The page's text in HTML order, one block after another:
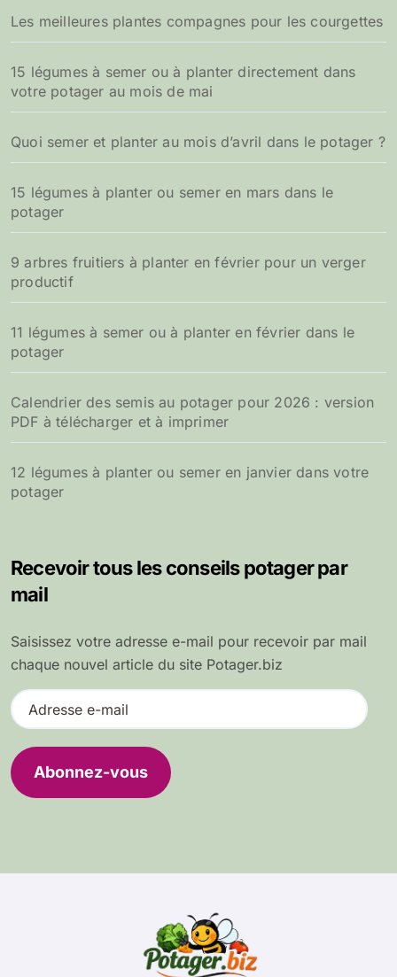
Les meilleures plantes compagnes pour les courgettes
15 légumes à semer ou à planter directement dans
votre potager au mois de mai
Quoi semer et planter au mois d’avril dans le potager ?
15 légumes à planter ou semer en mars dans le
potager
9 arbres fruitiers à planter en février pour un verger
productif
11 légumes à semer ou à planter en février dans le
potager
Calendrier des semis au potager pour 2026 : version
PDF à télécharger et à imprimer
12 légumes à planter ou semer en janvier dans votre
potager
Recevoir tous les conseils potager par
mail
Saisissez votre adresse e-mail pour recevoir par mail
chaque nouvel article du site Potager.biz
A
d
e
s
Abonnez-vous